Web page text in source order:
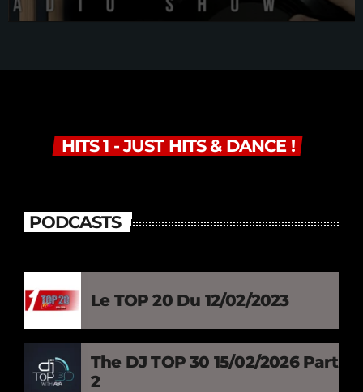
HITS 1 - JUST HITS & DANCE !
PODCASTS
Le TOP 20 Du 12/02/2023
The DJ TOP 30 15/02/2026 Part
2